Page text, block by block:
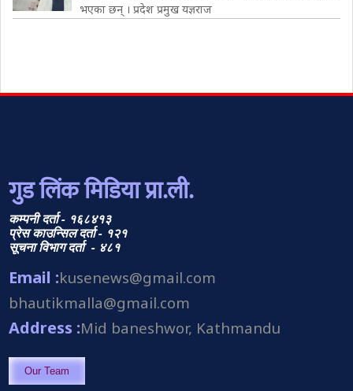
भएका छन् । प्रदेश प्रमुख यज्ञराज
गुड लिंक मिडिया प्रा.ली.
कम्पनी दर्ता - १६८४१३
प्रेस काउन्सिल दर्ता - १२१
सूचना विभाग दर्ता - ४८१
Email :kusenews@gmail.com
bhautikmalla@gmail.com
Address :Mid baneshwor, Kathmandu
Our Team